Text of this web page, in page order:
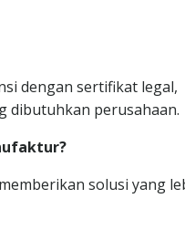
dengan sertifikat legal,
dibutuhkan perusahaan.
solusi yang